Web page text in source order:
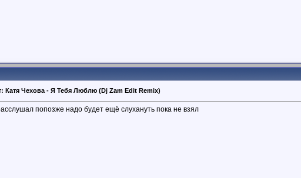
Катя Чехова - Я Тебя Люблю (Dj Zam Edit Remix)
попозже надо будет ещё слухануть пока не взял